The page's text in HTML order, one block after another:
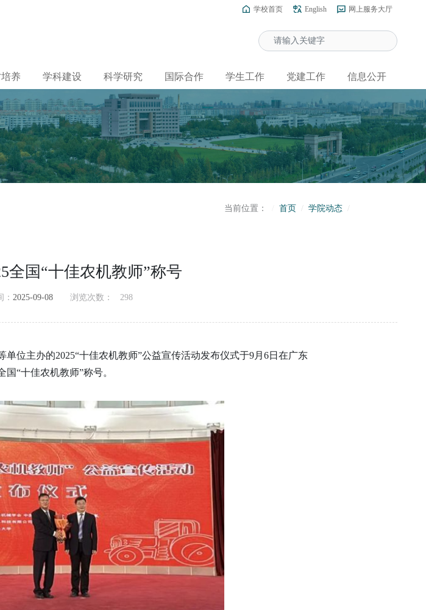
网上服务大厅
English
学校首页
培养 学科建设 科学研究 国际合作 学生工作 党建工作 信息公开
当前位置： 首页 学院动态
全国“十佳农机教师”称号
： 2025-09-08 浏览次数： 298
位主办的2025“十佳农机教师”公益宣传活动发布仪式于9月6日在广东
“十佳农机教师”称号。